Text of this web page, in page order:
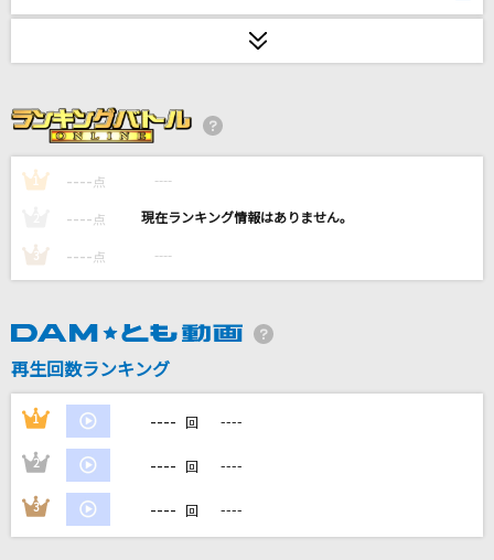
一日花 feat.imase & 習志野高校吹奏楽部
[生音]さよならエレジー
菅田将暉
シド
倉木麻衣
とてと
パペットスンスン
爆裂愛してる
M!LK
1 ---- 点 ----
---- 点 ----
3 ---- 点 ----
再生回数ランキング
1 ---- 回 ----
2 ---- 回 ----
3 ---- 回 ----